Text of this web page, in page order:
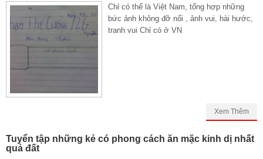
Chỉ có thể là Việt Nam, tổng hợp những
bức ảnh không đỡ nổi , ảnh vui, hài hước,
tranh vui Chỉ có ở VN
Xem Thêm
Tuyển tập những kẻ có phong cách ăn mặc kinh dị nhất
quả đất